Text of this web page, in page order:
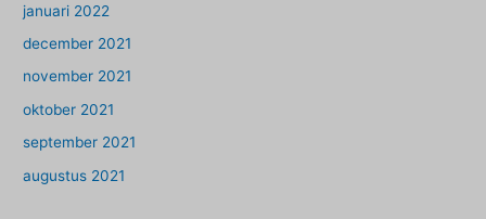
januari 2022
december 2021
november 2021
oktober 2021
september 2021
augustus 2021